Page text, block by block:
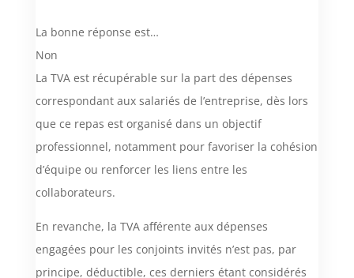
La bonne réponse est…
Non
La TVA est récupérable sur la part des dépenses
correspondant aux salariés de l’entreprise, dès lors
que ce repas est organisé dans un objectif
professionnel, notamment pour favoriser la cohésion
d’équipe ou renforcer les liens entre les
collaborateurs.
En revanche, la TVA afférente aux dépenses
engagées pour les conjoints invités n’est pas, par
principe, déductible, ces derniers étant considérés